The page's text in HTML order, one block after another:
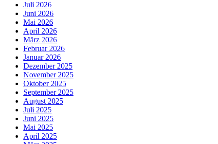
Juli 2026
Juni 2026
Mai 2026
April 2026
März 2026
Februar 2026
Januar 2026
Dezember 2025
November 2025
Oktober 2025
September 2025
August 2025
Juli 2025
Juni 2025
Mai 2025
April 2025